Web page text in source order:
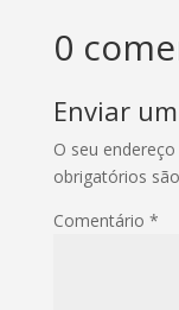
0
Enviar
O seu
obrigatórios
Comentário *